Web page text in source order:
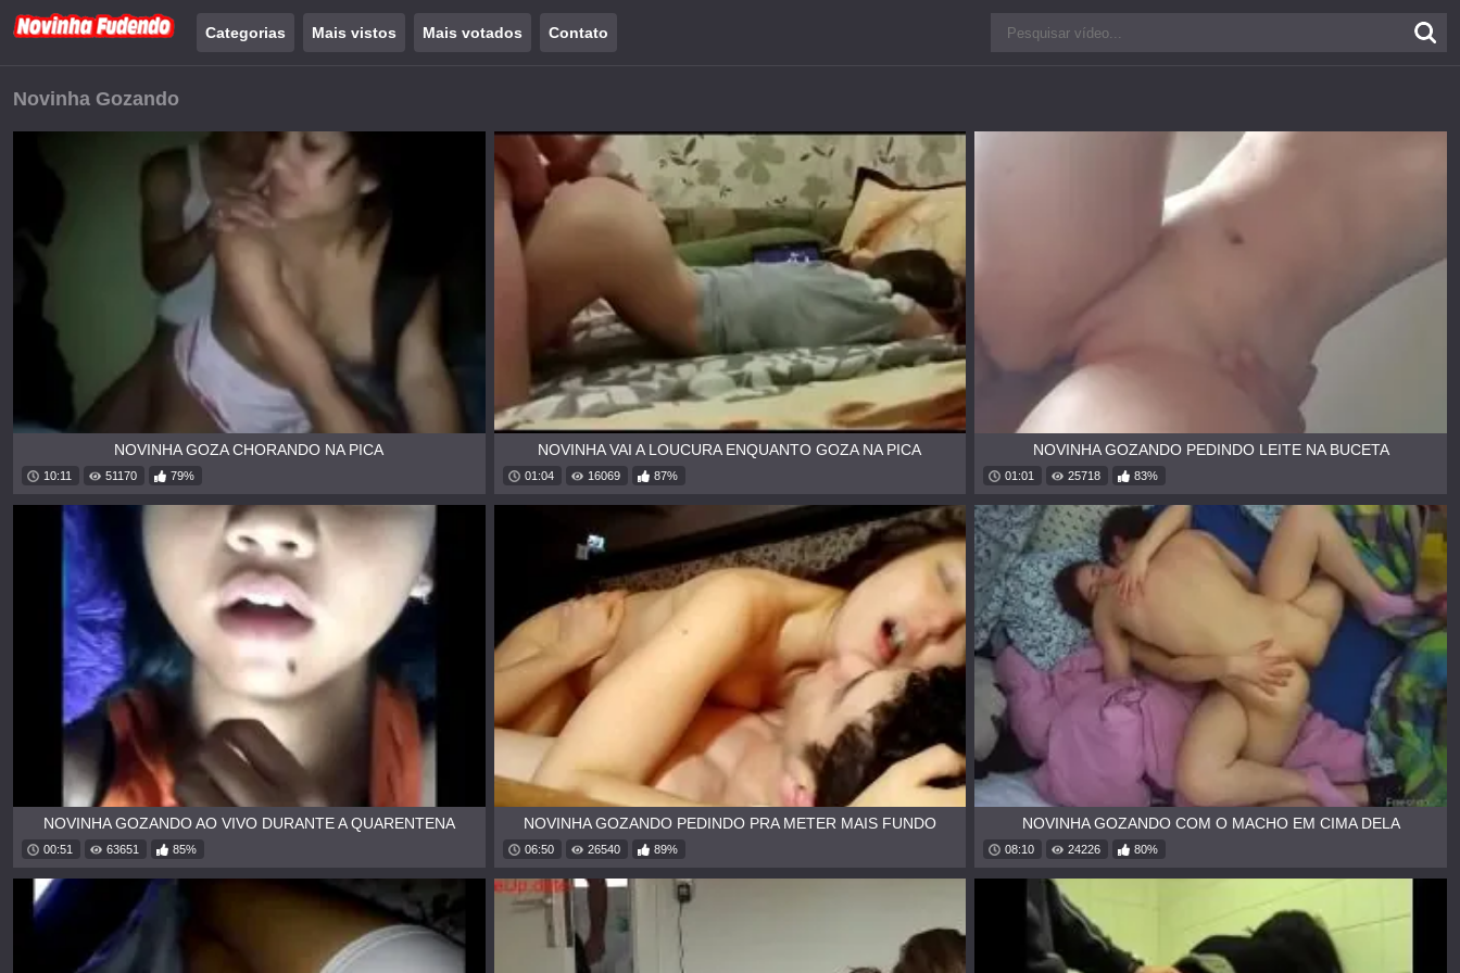
Categorias Mais vistos Mais votados Contato
Novinha Gozando
NOVINHA GOZA CHORANDO NA PICA
10:11 51170 79%
NOVINHA VAI A LOUCURA ENQUANTO GOZA NA PICA
01:04 16069 87%
NOVINHA GOZANDO PEDINDO LEITE NA BUCETA
01:01 25718 83%
NOVINHA GOZANDO AO VIVO DURANTE A QUARENTENA
00:51 63651 85%
NOVINHA GOZANDO PEDINDO PRA METER MAIS FUNDO
06:50 26540 89%
NOVINHA GOZANDO COM O MACHO EM CIMA DELA
08:10 24226 80%